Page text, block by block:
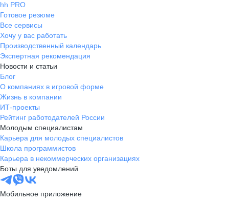
hh PRO
Готовое резюме
Все сервисы
Хочу у вас работать
Производственный календарь
Экспертная рекомендация
Новости и статьи
Блог
О компаниях в игровой форме
Жизнь в компании
ИТ-проекты
Рейтинг работодателей России
Молодым специалистам
Карьера для молодых специалистов
Школа программистов
Карьера в некоммерческих организациях
Боты для уведомлений
Мобильное приложение